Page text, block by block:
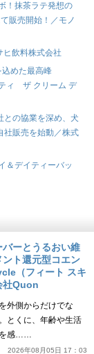
！抹茶ラテ発想の
販売開始！／モノ
ヒ飲料株式会社
めた最高峰
ィ ザ クリーム デ
との協業を深め、犬
社販売を始動／株式
＆デイティーバッ
ーとうるおい維
ト還元型コエン
（フィート スキ
社Quon
外側からだけでな
とくに、年齢や生活
を感……
2026年08月05日 17：03